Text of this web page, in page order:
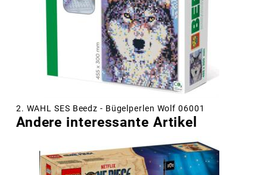
2. WAHL SES Beedz - Bügelperlen Wolf 06001
Andere interessante Artikel